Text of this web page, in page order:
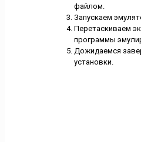
файлом.
Запускаем
Перетаскиваем
программы
Дожидаемся
установки.